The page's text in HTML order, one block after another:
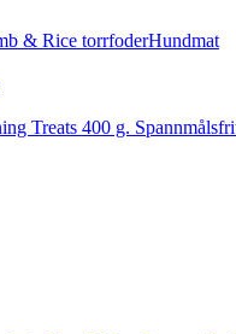
Hundmat